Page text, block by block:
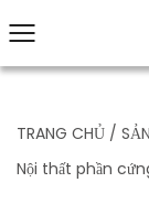
TRANG CHỦ /
Nội thất phần